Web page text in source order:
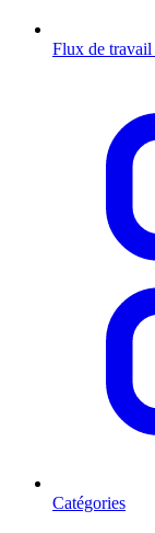
Flux de travail
Catégories